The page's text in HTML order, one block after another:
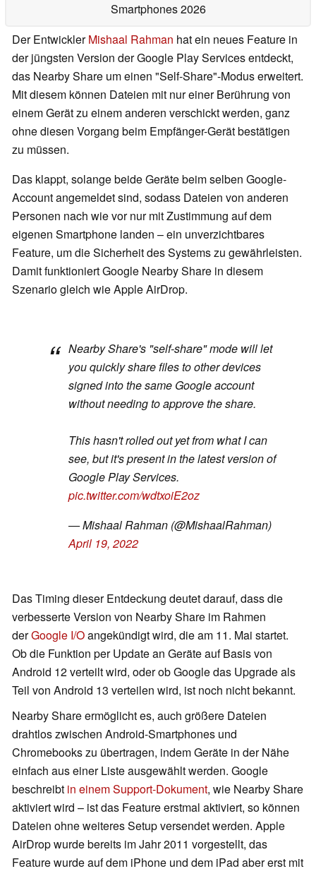
Smartphones 2026
Der EntwicklerMishaal Rahman hat ein neues Feature in
der jüngsten Version der Google Play Services entdeckt,
das Nearby Share um einen "Self-Share"-Modus erweitert.
Mit diesem können Dateien mit nur einer Berührung von
einem Gerät zu einem anderen verschickt werden, ganz
ohne diesen Vorgang beim Empfänger-Gerät bestätigen
zu müssen.
Das klappt, solange beide Geräte beim selben Google-
Account angemeldet sind, sodass Dateien von anderen
Personen nach wie vor nur mit Zustimmung auf dem
eigenen Smartphone landen – ein unverzichtbares
Feature, um die Sicherheit des Systems zu gewährleisten.
Damit funktioniert Google Nearby Share in diesem
Szenario gleich wie Apple AirDrop.
Nearby Share's "self-share" mode will let
you quickly share files to other devices
signed into the same Google account
without needing to approve the share.
This hasn't rolled out yet from what I can
see, but it's present in the latest version of
Google Play Services.
pic.twitter.com/wdtxoiE2oz
— Mishaal Rahman (@MishaalRahman)
April 19, 2022
Das Timing dieser Entdeckung deutet darauf, dass die
verbesserte Version von Nearby Share im Rahmen
derGoogle I/Oangekündigt wird, die am 11. Mai startet.
Ob die Funktion per Update an Geräte auf Basis von
Android 12 verteilt wird, oder ob Google das Upgrade als
Teil von Android 13 verteilen wird, ist noch nicht bekannt.
Nearby Share ermöglicht es, auch größere Dateien
drahtlos zwischen Android-Smartphones und
Chromebooks zu übertragen, indem Geräte in der Nähe
einfach aus einer Liste ausgewählt werden. Google
beschreibt in einem Support-Dokument, wie Nearby Share
aktiviert wird – ist das Feature erstmal aktiviert, so können
Dateien ohne weiteres Setup versendet werden. Apple
AirDrop wurde bereits im Jahr 2011 vorgestellt, das
Feature wurde auf dem iPhone und dem iPad aber erst mit